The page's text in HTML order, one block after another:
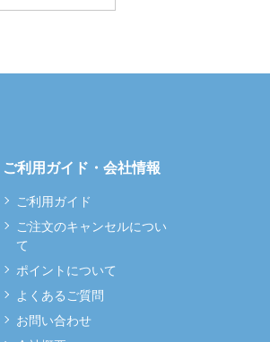
ご利用ガイド・会社情報
ご利用ガイド
ご注文のキャンセルについ
て
ポイントについて
よくあるご質問
お問い合わせ